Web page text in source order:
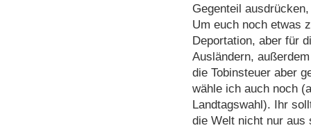
Gegenteil
Um euch noch etwas
Deportation, aber für
Ausländern,
die Tobinsteuer aber
wähle ich auch noch
Landtagswahl). Ihr
die Welt nicht nur aus